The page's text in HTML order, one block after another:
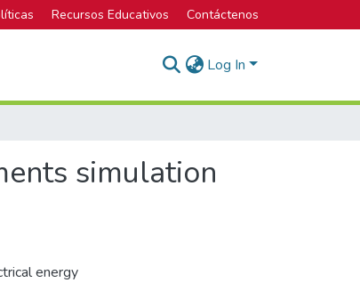
Recursos Educativos Contáctenos
Log In
simulation
energy